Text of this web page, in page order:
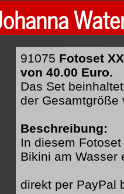
91075 Fotoset
von 40.00 Euro.
Das Set
der Gesamtgröße
Beschreibung:
In diesem
Bikini am Wasser
direkt per PayPal